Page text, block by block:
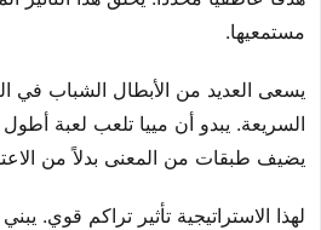
مستمعيها.
يسعى العديد من الأبطال الشباب في
السريعة. يبدو أن مييا تلعب لعبة
يضيف طبقات من المعنى بدلاً من
لهذا الاستراتيجية تأثير تراكم قوي.